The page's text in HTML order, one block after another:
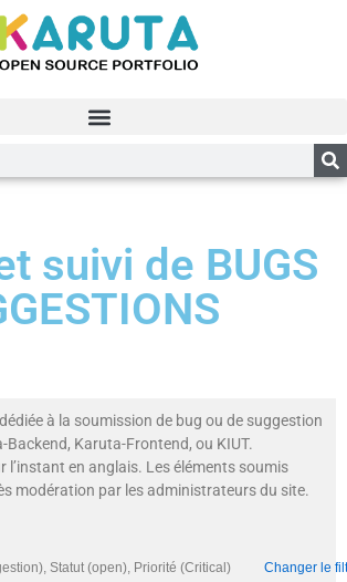
suivi de BUGS
à la soumission de bug ou de suggestion
Karuta-Frontend, ou KIUT.
l’instant en anglais. Les éléments soumis
modération par les administrateurs du site.
Statut (open), Priorité (Critical) Changer le